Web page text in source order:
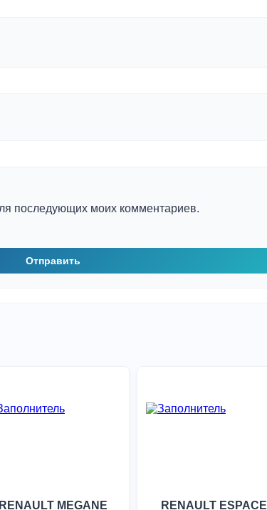
последующих моих комментариев.
RENAULT MEGANE RENAULT ESPACE